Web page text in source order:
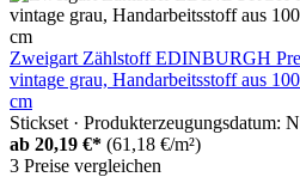
Zweigart Zählstoff EDINBURGH
vintage grau, Handarbeitsstoff aus
cm
Stickset · Produkterzeugungsdatum:
ab 20,19 €* (61,18 €/m²)
3 Preise vergleichen